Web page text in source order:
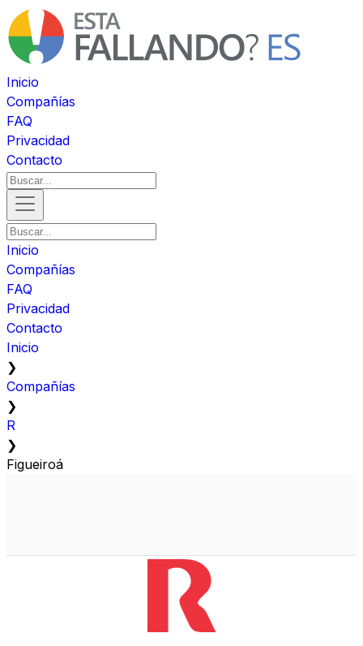
Inicio
Compañías
FAQ
Privacidad
Contacto
Inicio
Compañías
FAQ
Privacidad
Contacto
Inicio
❯
Compañías
❯
R
❯
Figueiroá